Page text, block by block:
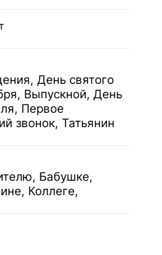
День святого
Выпускной, День
Первое
звонок, Татьянин
Бабушке,
Коллеге,